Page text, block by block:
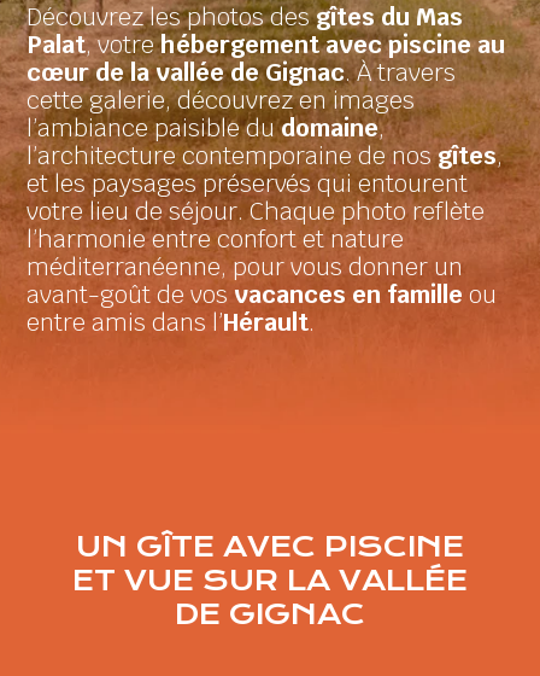
Découvrez les photos desgîtes du Mas
Palat, votrehébergement avec piscine au
cœur de la vallée de Gignac. À travers
cette galerie, découvrez en images
l’ambiance paisible dudomaine,
l’architecture contemporaine de nosgîtes,
et les paysages préservés qui entourent
votre lieu de séjour. Chaque photo reflète
l’harmonie entre confort et nature
méditerranéenne, pour vous donner un
avant-goût de vos vacances en famille ou
entre amis dans l’Hérault.
UN GÎTE AVEC PISCINE
ET VUE SUR LA VALLÉE
DE GIGNAC